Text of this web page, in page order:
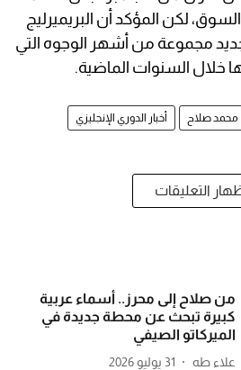
لكن المؤكد أن البريميرليج
مجموعة من أشهر الوجوه التي
خلال السنوات الماضية.
محمد صلاح أخبار الدوري الإنجليزي
التعليقات
من صلاح إلى محرز.. أسماء عربية
كبيرة تبحث عن محطة جديدة في
الميركاتو الصيفي
علاء طه 31 يوليو 2026